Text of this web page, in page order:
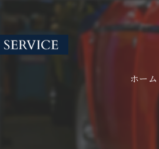
ホーム